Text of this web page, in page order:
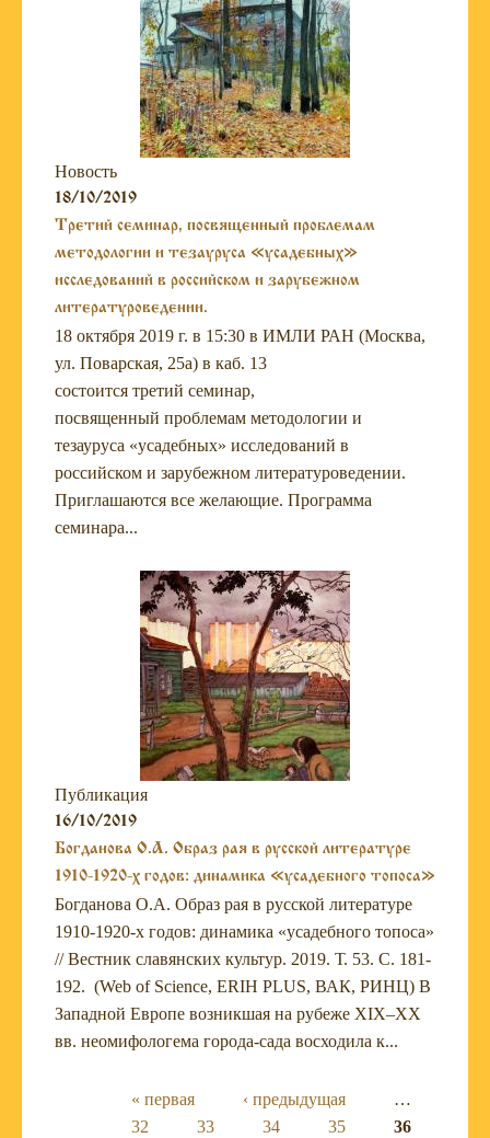
Новость
18/10/2019
Третий семинар, посвященный проблемам
методологии и тезауруса «усадебных»
исследований в российском и зарубежном
литературоведении.
18 октября 2019 г. в 15:30 в ИМЛИ РАН (Москва,
ул. Поварская, 25а) в каб. 13
состоится третий семинар,
посвященный проблемам методологии и
тезауруса «усадебных» исследований в
российском и зарубежном литературоведении.
Приглашаются все желающие. Программа
семинара...
Публикация
16/10/2019
Богданова О.А. Образ рая в русской литературе
1910-1920-х годов: динамика «усадебного топоса»
Богданова О.А. Образ рая в русской литературе
1910-1920-х годов: динамика «усадебного топоса»
// Вестник славянских культур. 2019. Т. 53. С. 181-
192. (Web of Science, ERIH PLUS, ВАК, РИНЦ) В
Западной Европе возникшая на рубеже XIX–XX
вв. неомифологема города-сада восходила к...
Страницы
« первая ‹ предыдущая
…
32
33 34 35
36